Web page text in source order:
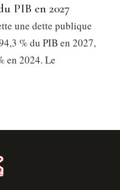
PIB en 2027
une dette publique
% du PIB en 2027,
en 2024. Le